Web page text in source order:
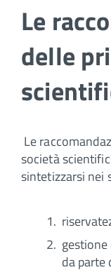
Le
delle
Le
società
sintetizzarsi nei
da parte